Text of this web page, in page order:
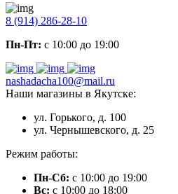
8 (914) 286-28-10
Пн-Пт: с 10:00 до 19:00
nashadacha100@mail.ru
Наши магазины в Якутске:
ул. Горького, д. 100
ул. Чернышевского, д. 25
Режим работы:
Пн-Сб: с 10:00 до 19:00
Вс: с 10:00 до 18:00